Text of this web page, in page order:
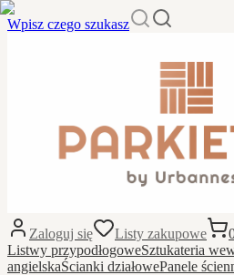
Wpisz czego szukasz
Zaloguj się Listy zakupowe
Listwy przypodłogoweSztukateria
angielskaŚcianki działowePanele